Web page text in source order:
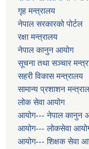
गृह मन्त्रालय
नेपाल सरकारको पोर्टल
रक्षा मन्त्रालय
नेपाल कानुन आयोग
सूचना तथा सञ्चार
सहरी विकास मन्त्रालय
सामान्य प्रशाशन
लोक सेवा आयोग
आयोग--- नेपाल कानुन
आयोग--- लोकसेवा
आयोग--- शिक्षक सेवा